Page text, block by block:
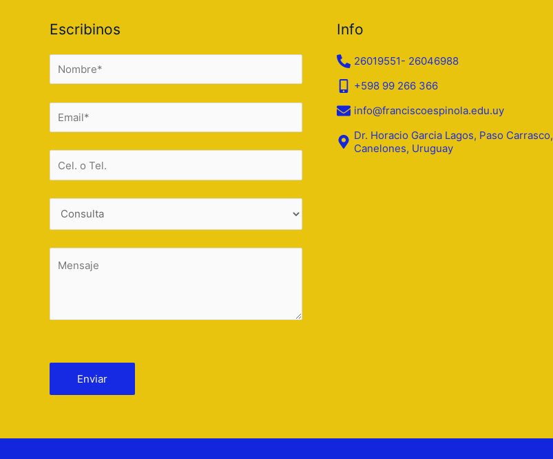
Escribinos Info
26019551- 26046988
+598 99 266 366
info@franciscoespinola.edu.uy
Dr. Horacio Garcia Lagos, Paso Carrasco,
Canelones, Uruguay